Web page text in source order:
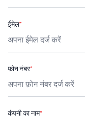
ईमेल*
फ़ोन नंबर*
कंपनी का नाम*